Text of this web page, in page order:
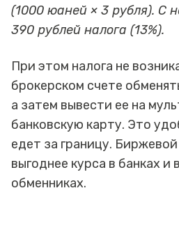
(1000 юаней × 3 рубля). С
390 рублей налога (13%).
При этом налога не
брокерском счете
а затем вывести ее на
банковскую карту. Это
едет за границу.
выгоднее курса в банках и
обменниках.